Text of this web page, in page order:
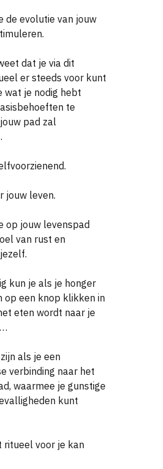
de evolutie van jouw
dat je via dit
er steeds voor kunt
wat je nodig hebt
te
pad zal
jouw leven.
op jouw levenspad
van rust en
kun je als je honger
op een knop klikken in
eten wordt naar je
als je een
verbinding naar het
waarmee je gunstige
kunt
ritueel voor je kan